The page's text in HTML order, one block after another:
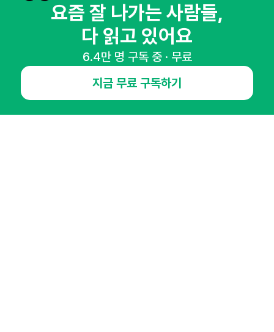
매주 화요일 아침,
마케팅 감각을 깨워 드릴게요!
65,043명의 마케터를 성장시키는 뉴스레터
요즘 잘 나가는 사람들,
다 읽고 있어요
6.4만 명 구독 중 · 무료
지금 무료 구독하기